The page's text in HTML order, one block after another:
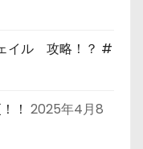
イル 攻略！？ #
！ 2025年4月8